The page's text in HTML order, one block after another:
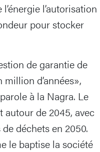
l’autorisation
pour stocker
de garantie de
d’années»,
à la Nagra. Le
autour de 2045, avec
déchets en 2050.
le baptise la société